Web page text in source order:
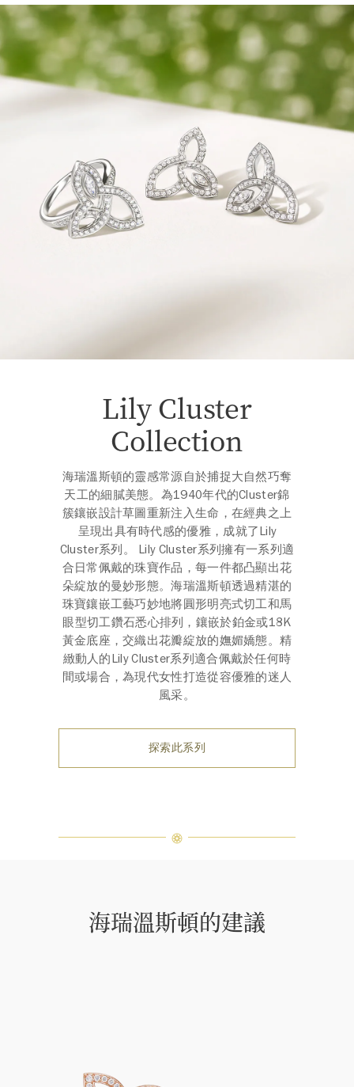
Lily Cluster
Collection
海瑞溫斯頓的靈感常源自於捕捉大自然巧奪
天工的細膩美態。為1940年代的Cluster錦
簇鑲嵌設計草圖重新注入生命，在經典之上
呈現出具有時代感的優雅，成就了Lily
Cluster系列。 Lily Cluster系列擁有一系列適
合日常佩戴的珠寶作品，每一件都凸顯出花
朵綻放的曼妙形態。海瑞溫斯頓透過精湛的
珠寶鑲嵌工藝巧妙地將圓形明亮式切工和馬
眼型切工鑽石悉心排列，鑲嵌於鉑金或18K
黃金底座，交織出花瓣綻放的嫵媚嬌態。精
緻動人的Lily Cluster系列適合佩戴於任何時
間或場合，為現代女性打造從容優雅的迷人
風采。
探索此系列
海瑞溫斯頓的建議